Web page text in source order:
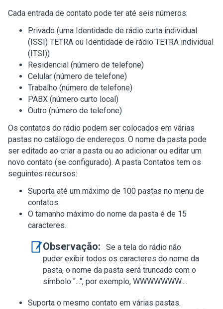
Cada entrada de contato pode ter até seis números:
Privado (uma Identidade de rádio curta individual
(ISSI) TETRA ou Identidade de rádio TETRA individual
(ITSI))
Residencial (número de telefone)
Celular (número de telefone)
Trabalho (número de telefone)
PABX (número curto local)
Outro (número de telefone)
Os contatos do rádio podem ser colocados em várias
pastas no catálogo de endereços. O nome da pasta pode
ser editado ao criar a pasta ou ao adicionar ou editar um
novo contato (se configurado). A pasta Contatos tem os
seguintes recursos:
Suporta até um máximo de 100 pastas no menu de
contatos.
O tamanho máximo do nome da pasta é de 15
caracteres.
Observação:
Se a tela do rádio não
puder exibir todos os caracteres do nome da
pasta, o nome da pasta será truncado com o
símbolo "...", por exemplo, WWWWWWW....
Suporta o mesmo contato em várias pastas.